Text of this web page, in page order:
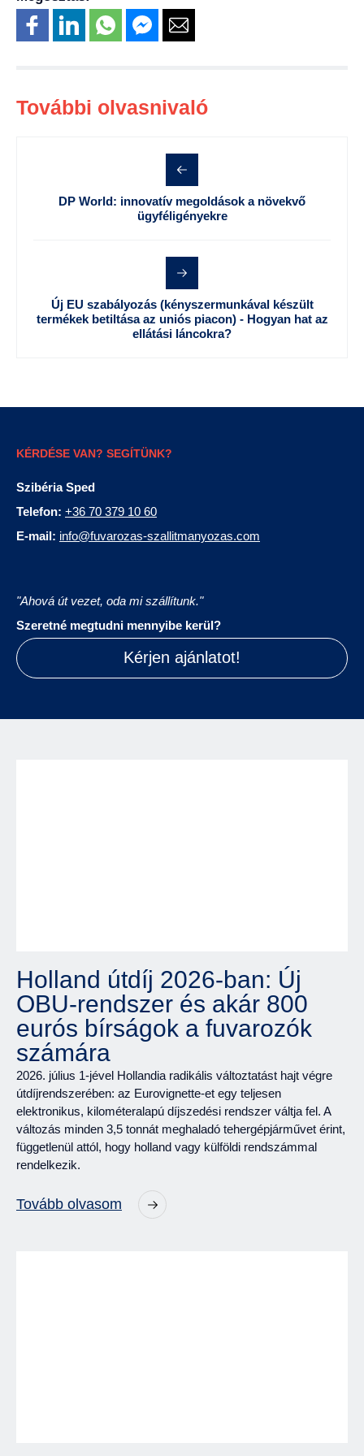
További olvasnivaló
DP World: innovatív megoldások a növekvő
ügyféligényekre
Új EU szabályozás (kényszermunkával készült
termékek betiltása az uniós piacon) - Hogyan hat az
ellátási láncokra?
KÉRDÉSE VAN? SEGÍTÜNK?
Szibéria Sped
Telefon: +36 70 379 10 60
E-mail: info@fuvarozas-szallitmanyozas.com
"Ahová út vezet, oda mi szállítunk."
Szeretné megtudni mennyibe kerül?
Kérjen ajánlatot!
Holland útdíj 2026-ban: Új
OBU-rendszer és akár 800
eurós bírságok a fuvarozók
számára
2026. július 1-jével Hollandia radikális változtatást hajt végre
útdíjrendszerében: az Eurovignette-et egy teljesen
elektronikus, kilométeralapú díjszedési rendszer váltja fel. A
változás minden 3,5 tonnát meghaladó tehergépjárművet érint,
függetlenül attól, hogy holland vagy külföldi rendszámmal
rendelkezik.
Tovább olvasom